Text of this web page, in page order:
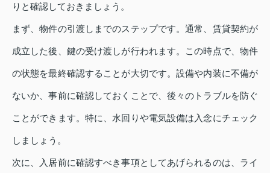
りと確認しておきましょう。
まず、物件の引渡しまでのステップです。通常、賃貸契約が
成立した後、鍵の受け渡しが行われます。この時点で、物件
の状態を最終確認することが大切です。設備や内装に不備が
ないか、事前に確認しておくことで、後々のトラブルを防ぐ
ことができます。特に、水回りや電気設備は入念にチェック
しましょう。
次に、入居前に確認すべき事項としてあげられるのは、ライ